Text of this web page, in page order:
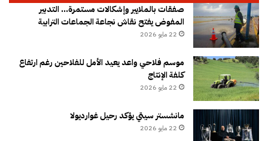
صفقات بالملايير وإشكالات مستمرة… التدبير
المفوض يفتح نقاش نجاعة الجماعات الترابية
22 مايو 2026
موسم فلاحي واعد يعيد الأمل للفلاحين رغم ارتفاع
كلفة الإنتاج
22 مايو 2026
مانشستر سيتي يؤكد رحيل غوارديولا
22 مايو 2026